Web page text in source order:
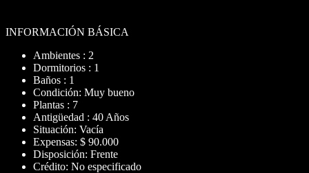
INFORMACIÓN BÁSICA
Ambientes : 2
Dormitorios : 1
Baños : 1
Condición: Muy bueno
Plantas : 7
Antigüedad : 40 Años
Situación: Vacía
Expensas: $ 90.000
Disposición: Frente
Crédito: No especificado